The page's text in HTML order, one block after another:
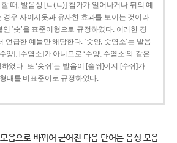
때, 발음상 [ㄴ(ㄴ)] 첨가가 일어나거나 뒤의 예
경우 사이시옷과 유사한 효과를 보이는 것이라
인 ‘숫’을 표준어형으로 규정하였다. 이러한 경
언급한 예들만 해당한다. ‘숫양, 숫염소’는 발음
양], [수염소]가 아니므로 ‘수양, 수염소’와 같은
였다. 또 ‘숫쥐’는 발음이 [숟쮜]이지 [수쥐]가
태를 비표준어로 규정하였다.
음으로 바뀌어 굳어진 다음 단어는 음성 모음